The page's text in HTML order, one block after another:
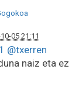
05 21:11
@txerren
naiz eta ez